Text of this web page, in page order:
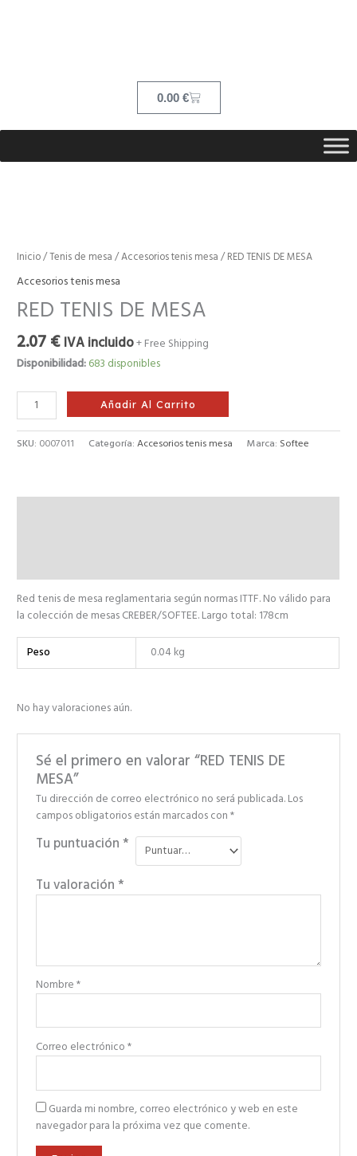
0.00 €Cart
Inicio/Tenis de mesa /Accesorios tenis mesa / RED TENIS DE MESA
Accesorios tenis mesa
RED TENIS DE MESA
2.07€ IVA incluido+ Free Shipping
Disponibilidad:683 disponibles
DE
cantidad
Añadir Al Carrito
SKU: 0007011 Categoría:Accesorios tenis mesa Marca: Softee
Red tenis de mesa reglamentaria según normas ITTF. No válido para
la colección de mesas CREBER/SOFTEE. Largo total: 178cm
Peso 0.04 kg
No hay valoraciones aún.
Sé el primero en valorar “RED TENIS DE
MESA”
Tu dirección de correo electrónico no será publicada.Los
campos obligatorios están marcados con*
Tu puntuación*
Tu valoración*
Nombre*
Correo electrónico*
Guarda mi nombre, correo electrónico y web en este
navegador para la próxima vez que comente.